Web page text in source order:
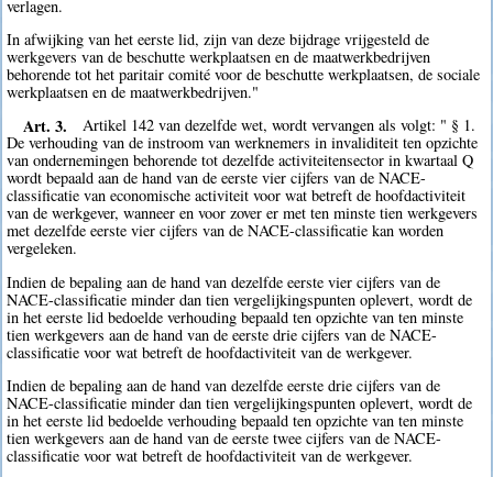
verlagen.
In afwijking van het eerste lid, zijn van deze bijdrage vrijgesteld de
werkgevers van de beschutte werkplaatsen en de maatwerkbedrijven
behorende tot het paritair comité voor de beschutte werkplaatsen, de sociale
werkplaatsen en de maatwerkbedrijven."
Art. 3.
Artikel 142 van dezelfde wet, wordt vervangen als volgt: " § 1.
De verhouding van de instroom van werknemers in invaliditeit ten opzichte
van ondernemingen behorende tot dezelfde activiteitensector in kwartaal Q
wordt bepaald aan de hand van de eerste vier cijfers van de NACE-
classificatie van economische activiteit voor wat betreft de hoofdactiviteit
van de werkgever, wanneer en voor zover er met ten minste tien werkgevers
met dezelfde eerste vier cijfers van de NACE-classificatie kan worden
vergeleken.
Indien de bepaling aan de hand van dezelfde eerste vier cijfers van de
NACE-classificatie minder dan tien vergelijkingspunten oplevert, wordt de
in het eerste lid bedoelde verhouding bepaald ten opzichte van ten minste
tien werkgevers aan de hand van de eerste drie cijfers van de NACE-
classificatie voor wat betreft de hoofdactiviteit van de werkgever.
Indien de bepaling aan de hand van dezelfde eerste drie cijfers van de
NACE-classificatie minder dan tien vergelijkingspunten oplevert, wordt de
in het eerste lid bedoelde verhouding bepaald ten opzichte van ten minste
tien werkgevers aan de hand van de eerste twee cijfers van de NACE-
classificatie voor wat betreft de hoofdactiviteit van de werkgever.